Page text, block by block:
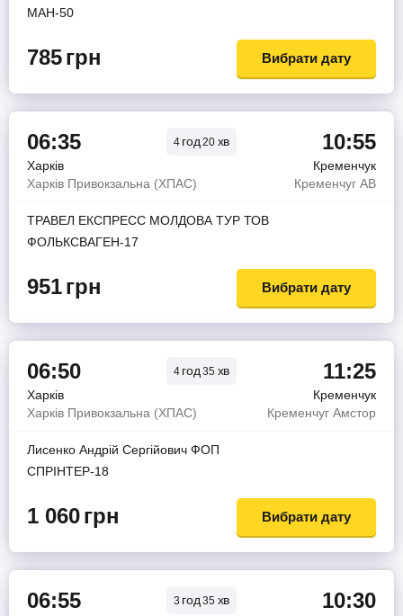
МАН-50
785грн Вибрати дату
06:35 4 год20 хв 10:55
Харків
Кременчук
Харків Привокзальна (ХПАС)
Кременчуг АВ
ТРАВЕЛ ЕКСПРЕСС МОЛДОВА ТУР ТОВ
ФОЛЬКСВАГЕН-17
951грн Вибрати дату
06:50 4 год35 хв 11:25
Харків
Кременчук
Харків Привокзальна (ХПАС)
Кременчуг Амстор
Лисенко Андрiй Сергiйович ФОП
СПРІНТЕР-18
1 060грн Вибрати дату
06:55 3 год35 хв 10:30